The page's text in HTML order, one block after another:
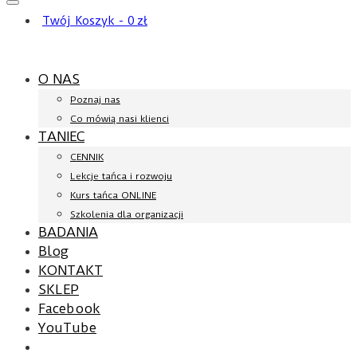
Twój Koszyk - 0 zł
O NAS
Poznaj nas
Co mówią nasi klienci
TANIEC
CENNIK
Lekcje tańca i rozwoju
Kurs tańca ONLINE
Szkolenia dla organizacji
BADANIA
Blog
KONTAKT
SKLEP
Facebook
YouTube